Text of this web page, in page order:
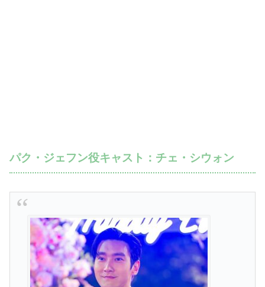
パク・ジェフン役キャスト：チェ・シウォン